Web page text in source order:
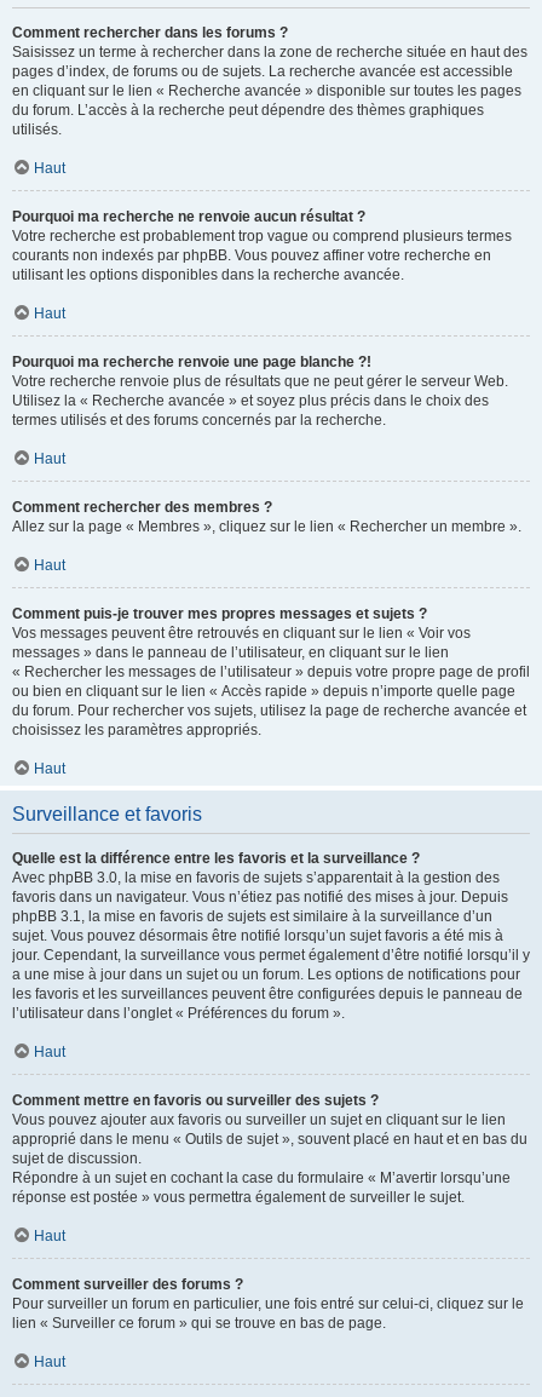
Comment rechercher dans les forums ?
Saisissez un terme à rechercher dans la zone de recherche située en haut des
pages d’index, de forums ou de sujets. La recherche avancée est accessible
en cliquant sur le lien « Recherche avancée » disponible sur toutes les pages
du forum. L’accès à la recherche peut dépendre des thèmes graphiques
utilisés.
Haut
Pourquoi ma recherche ne renvoie aucun résultat ?
Votre recherche est probablement trop vague ou comprend plusieurs termes
courants non indexés par phpBB. Vous pouvez affiner votre recherche en
utilisant les options disponibles dans la recherche avancée.
Haut
Pourquoi ma recherche renvoie une page blanche ?!
Votre recherche renvoie plus de résultats que ne peut gérer le serveur Web.
Utilisez la « Recherche avancée » et soyez plus précis dans le choix des
termes utilisés et des forums concernés par la recherche.
Haut
Comment rechercher des membres ?
Allez sur la page « Membres », cliquez sur le lien « Rechercher un membre ».
Haut
Comment puis-je trouver mes propres messages et sujets ?
Vos messages peuvent être retrouvés en cliquant sur le lien « Voir vos
messages » dans le panneau de l’utilisateur, en cliquant sur le lien
« Rechercher les messages de l’utilisateur » depuis votre propre page de profil
ou bien en cliquant sur le lien « Accès rapide » depuis n’importe quelle page
du forum. Pour rechercher vos sujets, utilisez la page de recherche avancée et
choisissez les paramètres appropriés.
Haut
Surveillance et favoris
Quelle est la différence entre les favoris et la surveillance ?
Avec phpBB 3.0, la mise en favoris de sujets s’apparentait à la gestion des
favoris dans un navigateur. Vous n’étiez pas notifié des mises à jour. Depuis
phpBB 3.1, la mise en favoris de sujets est similaire à la surveillance d’un
sujet. Vous pouvez désormais être notifié lorsqu’un sujet favoris a été mis à
jour. Cependant, la surveillance vous permet également d’être notifié lorsqu’il y
a une mise à jour dans un sujet ou un forum. Les options de notifications pour
les favoris et les surveillances peuvent être configurées depuis le panneau de
l’utilisateur dans l’onglet « Préférences du forum ».
Haut
Comment mettre en favoris ou surveiller des sujets ?
Vous pouvez ajouter aux favoris ou surveiller un sujet en cliquant sur le lien
approprié dans le menu « Outils de sujet », souvent placé en haut et en bas du
sujet de discussion.
Répondre à un sujet en cochant la case du formulaire « M’avertir lorsqu’une
réponse est postée » vous permettra également de surveiller le sujet.
Haut
Comment surveiller des forums ?
Pour surveiller un forum en particulier, une fois entré sur celui-ci, cliquez sur le
lien « Surveiller ce forum » qui se trouve en bas de page.
Haut